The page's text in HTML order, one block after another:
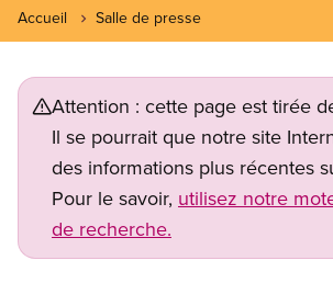
Accueil Salle de presse
Attention : cette page est tirée
Il se pourrait que notre site
des informations plus récentes
Pour le savoir, utilisez notre
de recherche.